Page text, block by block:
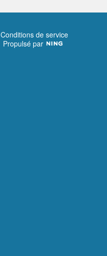
Conditions de service
Propulsé par